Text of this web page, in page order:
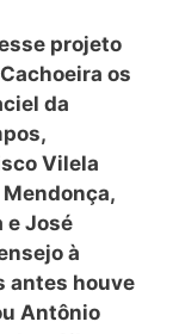
projeto
os
da
Vilela
Mendonça,
e José
à
antes houve
Antônio